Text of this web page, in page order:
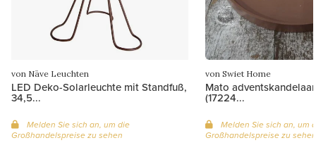
von Näve Leuchten
LED Deko-Solarleuchte mit Standfuß,
34,5...
Melden Sie sich an, um die
Großhandelspreise zu sehen
von Swiet Home
Mato
(17224...
Melden Sie sich an, um
Großhandelspreise zu sehen